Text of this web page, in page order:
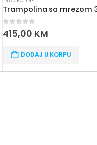
out of 5
415,00 KM
DODAJ U KORPU